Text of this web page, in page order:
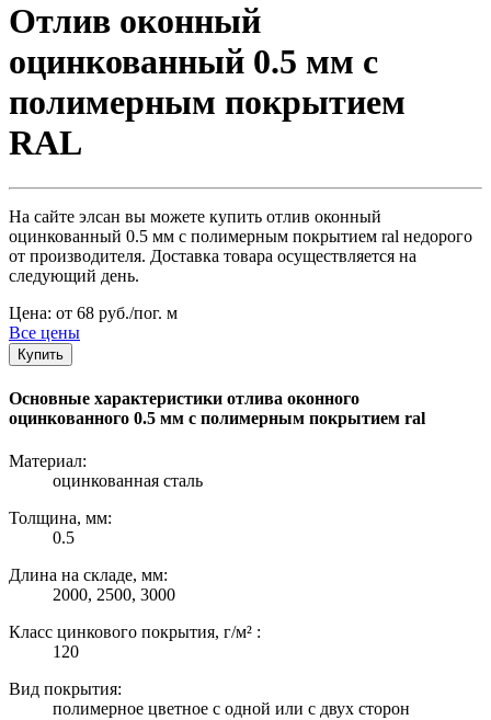
Отлив оконный
оцинкованный 0.5 мм с
полимерным покрытием
RAL
На сайте элсан вы можете купить отлив оконный
оцинкованный 0.5 мм с полимерным покрытием ral недорого
от производителя. Доставка товара осуществляется на
следующий день.
Цена: от 68 руб./пог. м
Все цены
Купить
Основные характеристики отлива оконного
оцинкованного 0.5 мм с полимерным покрытием ral
Материал:
оцинкованная сталь
Толщина, мм:
0.5
Длина на складе, мм:
2000, 2500, 3000
Класс цинкового покрытия, г/м² :
120
Вид покрытия:
полимерное цветное с одной или с двух сторон